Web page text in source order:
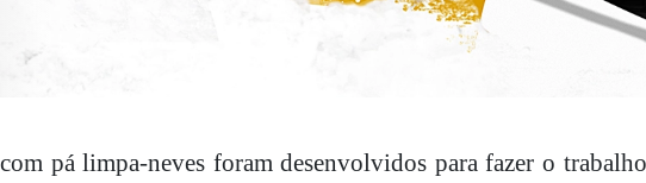
pá limpa-neves foram desenvolvidos para fazer o